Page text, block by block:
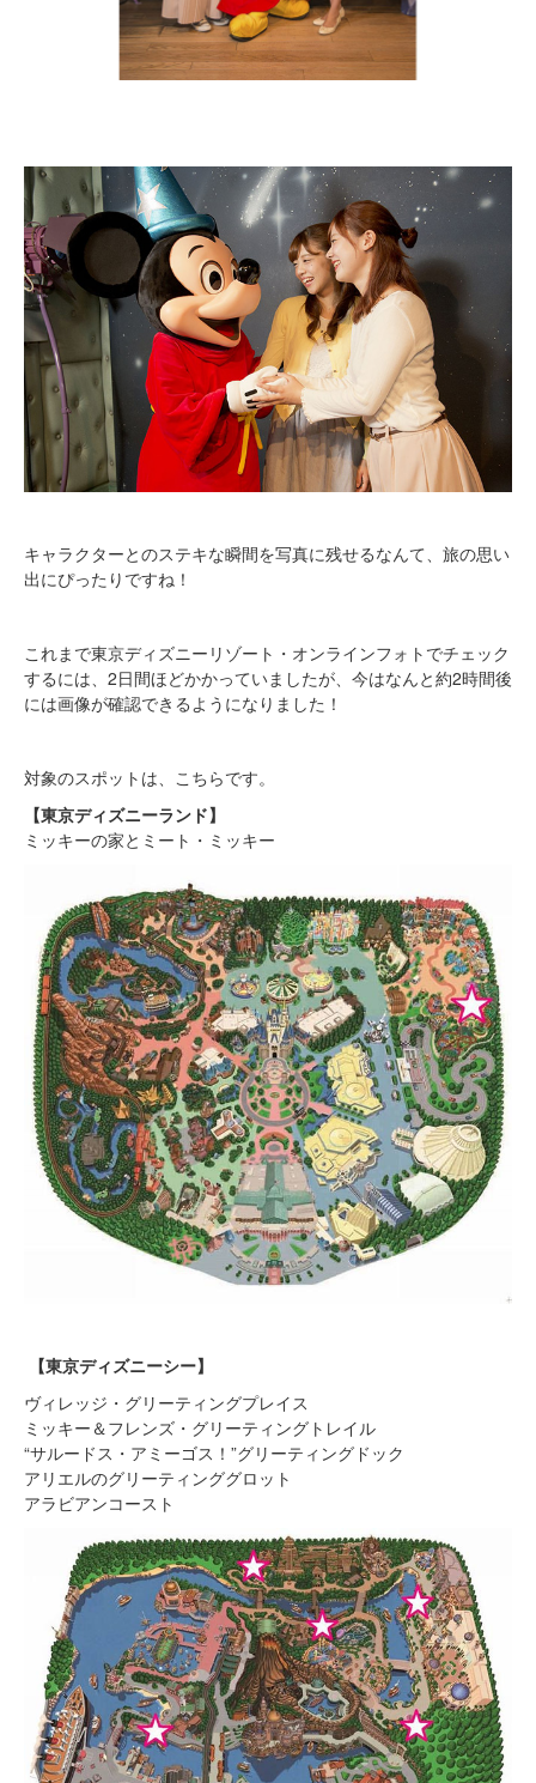
キャラクターとのステキな瞬間を写真に残せるなんて、旅の思い
出にぴったりですね！
これまで東京ディズニーリゾート・オンラインフォトでチェック
するには、2日間ほどかかっていましたが、今はなんと約2時間後
には画像が確認できるようになりました！
対象のスポットは、こちらです。
【東京ディズニーランド】
ミッキーの家とミート・ミッキー
【東京ディズニーシー】
ヴィレッジ・グリーティングプレイス
ミッキー＆フレンズ・グリーティングトレイル
“サルードス・アミーゴス！”グリーティングドック
アリエルのグリーティンググロット
アラビアンコースト